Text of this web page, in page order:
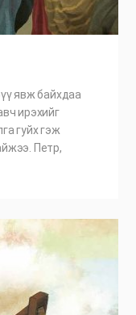
явж байхдаа
ирэхийг
гуйх гэж
Петр,